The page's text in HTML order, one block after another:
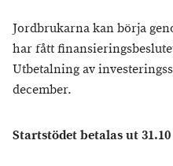
Jordbrukarna kan börja
har fått
Utbetalning av
december.
Startstödet betalas ut 31.10